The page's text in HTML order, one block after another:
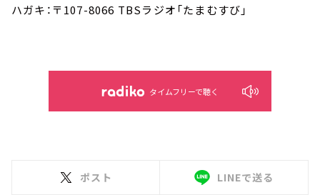
ハガキ：〒107-8066 TBSラジオ「たまむすび」
タイムフリーで聴く
ポスト LINEで送る